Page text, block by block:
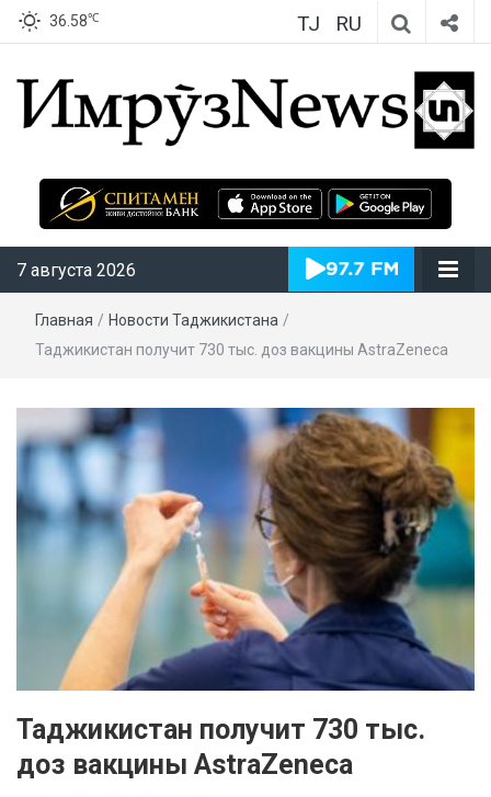
36.58℃ TJ RU
ИмрӯзNews
7 августа 2026
Главная / Новости Таджикистана /
Таджикистан получит 730 тыс. доз вакцины AstraZeneca
Таджикистан получит 730 тыс.
доз вакцины AstraZeneca